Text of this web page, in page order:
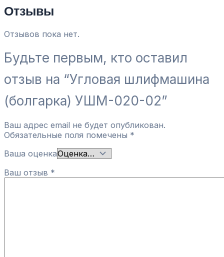
Отзывы
Отзывов пока нет.
Будьте первым, кто оставил
отзыв на “Угловая шлифмашина
(болгарка) УШМ-020-02”
Ваш адрес email не будет опубликован.
Обязательные поля помечены *
Ваша оценка
Ваш отзыв *